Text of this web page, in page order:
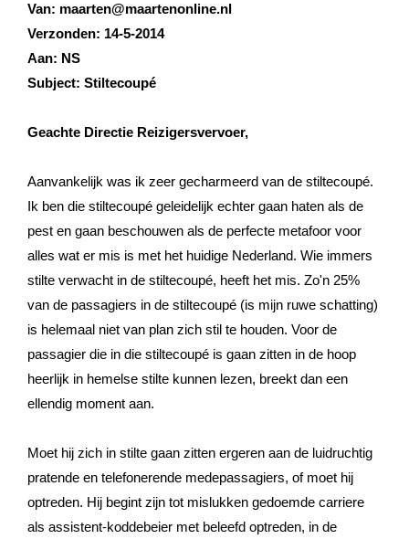
Van: maarten@maartenonline.nl
Verzonden: 14-5-2014
Aan: NS
Subject: Stiltecoupé
Geachte Directie Reizigersvervoer,
Aanvankelijk was ik zeer gecharmeerd van de stiltecoupé.
Ik ben die stiltecoupé geleidelijk echter gaan haten als de
pest en gaan beschouwen als de perfecte metafoor voor
alles wat er mis is met het huidige Nederland. Wie immers
stilte verwacht in de stiltecoupé, heeft het mis. Zo'n 25%
van de passagiers in de stiltecoupé (is mijn ruwe schatting)
is helemaal niet van plan zich stil te houden. Voor de
passagier die in die stiltecoupé is gaan zitten in de hoop
heerlijk in hemelse stilte kunnen lezen, breekt dan een
ellendig moment aan.
Moet hij zich in stilte gaan zitten ergeren aan de luidruchtig
pratende en telefonerende medepassagiers, of moet hij
optreden. Hij begint zijn tot mislukken gedoemde carriere
als assistent-koddebeier met beleefd optreden, in de